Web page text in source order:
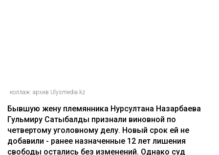
коллаж: архив Ulysmedia.kz
Бывшую жену племянника Нурсултана Назарбаева
Гульмиру Сатыбалды признали виновной по
четвертому уголовному делу. Новый срок ей не
добавили - ранее назначенные 12 лет лишения
свободы остались без изменений. Однако суд